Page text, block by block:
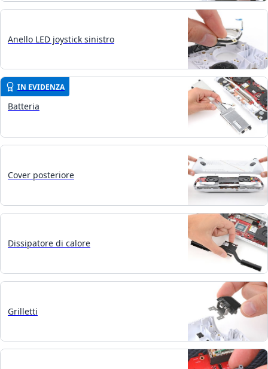
Anello LED joystick sinistro
IN EVIDENZA
Batteria
Cover posteriore
Dissipatore di calore
Grilletti